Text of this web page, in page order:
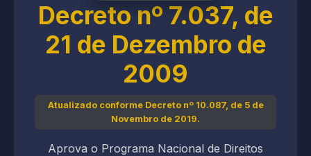
Decreto nº 7.037, de
21 de Dezembro de
2009
Atualizado conforme Decreto nº 10.087, de 5 de
Novembro de 2019.
Aprova o Programa Nacional de Direitos